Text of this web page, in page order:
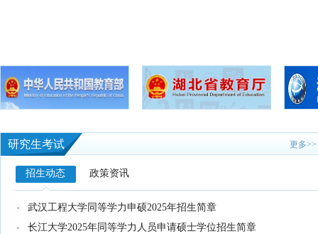
研究生考试 更多>>
招生动态 政策资讯
武汉工程大学同等学力申硕2025年招生简章
长江大学2025年同等学力人员申请硕士学位招生简章